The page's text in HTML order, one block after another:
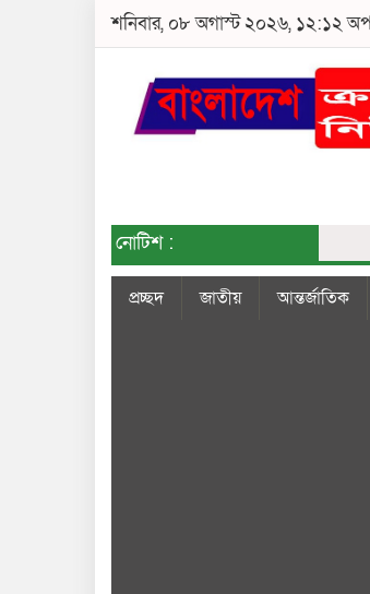
শনিবার, ০৮ অগাস্ট ২০২৬, ১২:১২
নোটিশ :
প্রচ্ছদ জাতীয় আন্তর্জাতিক